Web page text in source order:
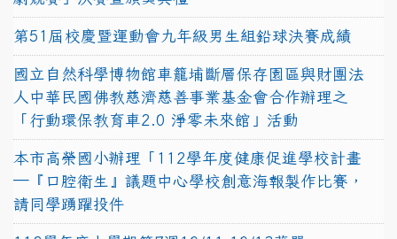
第51屆校慶暨運動會九年級男生組鉛球決賽成績
國立自然科學博物館車籠埔斷層保存園區與財團法
人中華民國佛教慈濟慈善事業基金會合作辦理之
「行動環保教育車2.0 淨零未來館」活動
本市高榮國小辦理「112學年度健康促進學校計畫
─『口腔衛生』議題中心學校創意海報製作比賽，
請同學踴躍投件